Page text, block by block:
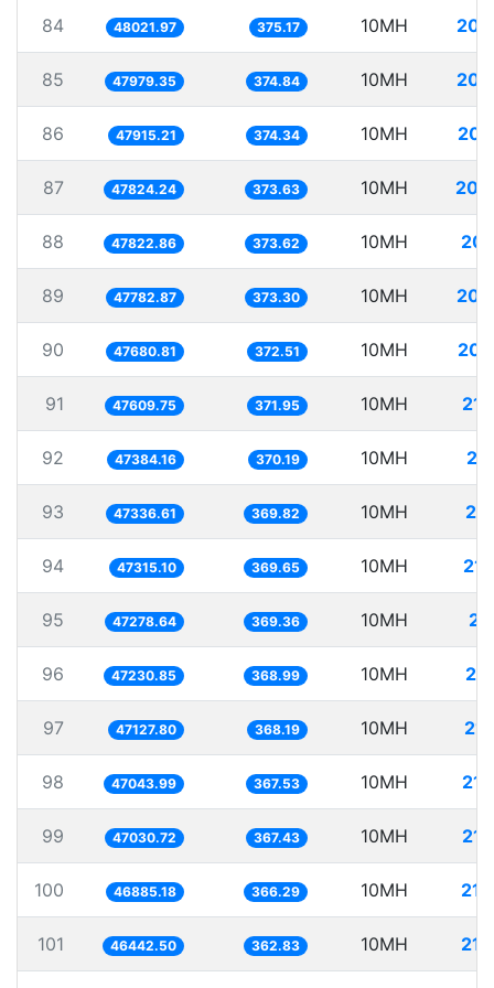
84 48021.97 375.17 10MH
85 47979.35 374.84 10MH
86 47915.21 374.34 10MH
87 47824.24 373.63 10MH
88 47822.86 373.62 10MH
89 47782.87 373.30 10MH
90 47680.81 372.51 10MH
91 47609.75 371.95 10MH
92 47384.16 370.19 10MH
93 47336.61 369.82 10MH
94 47315.10 369.65 10MH
95 47278.64 369.36 10MH
96 47230.85 368.99 10MH
97 47127.80 368.19 10MH
98 47043.99 367.53 10MH
99 47030.72 367.43 10MH
100 46885.18 366.29 10MH
101 46442.50 362.83 10MH